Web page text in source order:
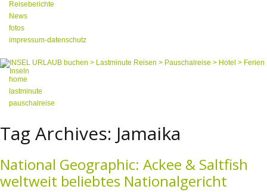
Reiseberichte
News
fotos
impressum-datenschutz
home
lastminute
pauschalreise
Tag Archives: Jamaika
National Geographic: Ackee & Saltfish
weltweit beliebtes Nationalgericht